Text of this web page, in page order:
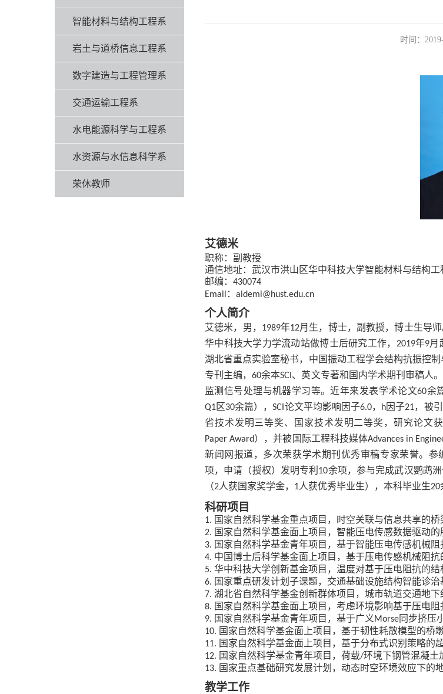
智能材料与结构工程系
岩土与道桥信息工程系
数字建造与工程管理系
交通运输工程系
水电能源科学与工程系
水资源与水信息科学系
荣休教师
时间：
艾德米
职称：副教授
通信地址：武汉市洪山区华中科技大学智能材料与结构工
邮编：430074
Email ：aidemi@hust.edu.cn
个人简介
艾德米，男， 1989年12月生，博士，副教授，博士生导师
华中科技大学力学流动站做博士后研究工作， 2019年9月
湖北省重点实验室秘书，中国振动工程学会结构抗振控
专刊主编，60余本SCI 、英文专著和国内学术期刊审稿人
监测信号处理与机器学习等。近年来发表学术论文60余
Q1区30余篇），SCI 论文平均影响因子6.0， h因子21，被引
省技术发明三等奖、
国家技术发明二等奖，研究论文
Paper Award） ，并被国际工程科技媒体Advances in
新闻网报道，多次荣获学术期刊优秀审稿专家荣誉。参
项，申请（授权）发明专利 10余项，参与完成武汉鹦鹉
（2人获国家奖学金， 1人获优秀毕业生），本科毕业生20
科研项目
1. 国家自然科学基金重点项目，时空关联与信息共享的
2. 国家自然科学基金面上项目，智能压电传感数据驱动
3. 国家自然科学基金青年项目，基于智能压电传感机械
4. 中国博士后科学基金面上项目，基于压电传感机械阻
5.华中科技大学创新基金项目，温度对基于压电阻抗的
6. 国家重点研发计划子课题，交通基础设施结构智能诊
7.湖北省自然科学基金创新群体项目，城市轨道交通地
8. 国家自然科学基金面上项目，考虑环境影响基于压电
9. 国家自然科学基金青年项目，基于广义 Morse同步挤压
10. 国家自然科学基金面上项目，基于韧性耗散模型的桥
11. 国家自然科学基金面上项目，基于分布式识别策略的
12. 国家自然科学基金青年项目，荷载/环境下钢管混凝土
13. 国家重点基础研究发展计划，动态时空环境效应下的
教学工作